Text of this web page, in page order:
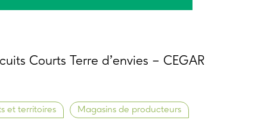
Courts Terre d’envies – CEGAR
et territoires Magasins de producteurs